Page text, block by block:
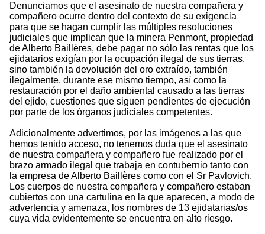
Denunciamos que el asesinato de nuestra compañera y
compañero ocurre dentro del contexto de su exigencia
para que se hagan cumplir las múltiples resoluciones
judiciales que implican que la minera Penmont, propiedad
de Alberto Baillères, debe pagar no sólo las rentas que los
ejidatarios exigían por la ocupación ilegal de sus tierras,
sino también la devolución del oro extraído, también
ilegalmente, durante ese mismo tiempo, así como la
restauración por el daño ambiental causado a las tierras
del ejido, cuestiones que siguen pendientes de ejecución
por parte de los órganos judiciales competentes.
Adicionalmente advertimos, por las imágenes a las que
hemos tenido acceso, no tenemos duda que el asesinato
de nuestra compañera y compañero fue realizado por el
brazo armado ilegal que trabaja en contubernio tanto con
la empresa de Alberto Baillères como con el Sr Pavlovich.
Los cuerpos de nuestra compañera y compañero estaban
cubiertos con una cartulina en la que aparecen, a modo de
advertencia y amenaza, los nombres de 13 ejidatarias/os
cuya vida evidentemente se encuentra en alto riesgo.